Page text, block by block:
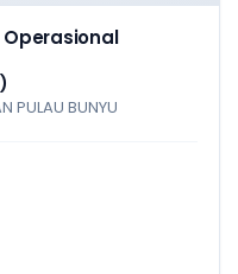
PULAU BUNYU